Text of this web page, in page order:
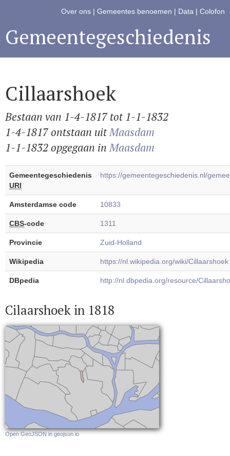
Over ons | Gemeentes benoemen | Data | Colofon
Gemeentegeschiedenis
Cillaarshoek
Bestaan van 1-4-1817 tot 1-1-1832
1-4-1817 ontstaan uitMaasdam
1-1-1832 opgegaan inMaasdam
Gemeentegeschiedenis
URI
https://gemeentegeschiedenis.nl/
Amsterdamse code 10833
CBS-code 1311
Provincie Zuid-Holland
Wikipedia https://nl.wikipedia.org/wiki/Cillaarshoek
DBpedia http://nl.dbpedia.org/resource/
Cilaarshoek in 1818
Open GeoJSON in geojson.io